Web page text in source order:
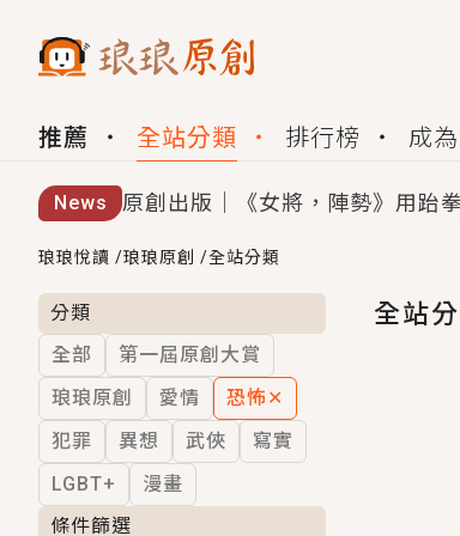
推薦 全站分類 排行榜 成
News 原創出版｜《女將，陣勢》用跆
創,作家招募｜華文小說創作首選
小編心動書單｜《離婚你提的
GL｜《夏日與檸檬與重疊世界》
BL｜《費洛蒙中毒》救命！特
OMG你嚇到我了｜《陰陽鬼店》
言情｜《國語推行員》每個人心
琅琅悅讀 /琅琅原創 /全站分類
分類
全部
第一屆原創大賞
琅琅原創
愛情 恐怖 ✕
犯罪
異想 武俠
寫實
LGBT+
漫畫
條件篩選
全站